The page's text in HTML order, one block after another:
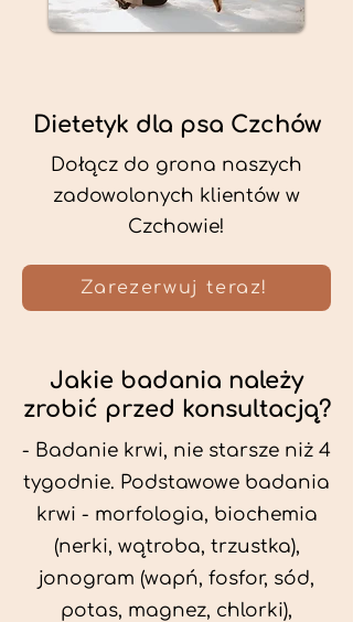
Dietetyk dla psa Czchów
Dołącz do grona naszych
zadowolonych klientów w
Czchowie!
Zarezerwuj teraz!
Jakie badania należy
zrobić przed konsultacją?
- Badanie krwi, nie starsze niż 4
tygodnie. Podstawowe badania
krwi - morfologia, biochemia
(nerki, wątroba, trzustka),
jonogram (wapń, fosfor, sód,
potas, magnez, chlorki),